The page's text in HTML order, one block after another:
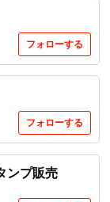
フォローする
フォローする
ンプ販売